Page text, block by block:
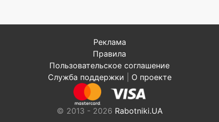
Реклама
Правила
Пользовательское соглашение
Служба поддержки
О проекте
© 2013 - 2026 Rabotniki.UA